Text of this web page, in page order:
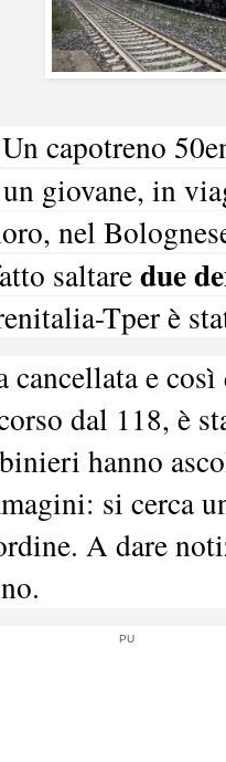
capotreno
giovane, in
nel
saltaredue
Tper è
cancellata e
dal 118, è
hanno
si cerca
A dare
PU